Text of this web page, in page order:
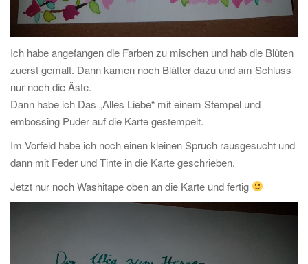
Ich habe angefangen die Farben zu mischen und hab die Blüten
zuerst gemalt. Dann kamen noch Blätter dazu und am Schluss
nur noch die Äste.
Dann habe ich Das „Alles Liebe“ mit einem Stempel und
embossing Puder auf die Karte gestempelt.
Im Vorfeld habe ich noch einen kleinen Spruch rausgesucht und
dann mit Feder und Tinte in die Karte geschrieben.
Jetzt nur noch Washitape oben an die Karte und fertig